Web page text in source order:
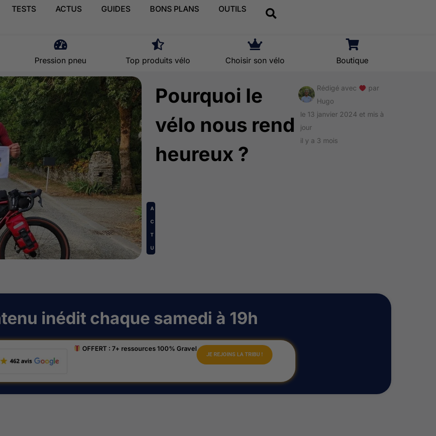
TESTS ACTUS GUIDES BONS PLANS OUTILS
Pression pneu Top produits vélo Choisir son vélo Boutique
A
C
T
U
Pourquoi le
vélo nous rend
heureux ?
Rédigé avec
par
Hugo
le 13 janvier 2024 et mis à
jour
il y a 3 mois
inédit chaque samedi à 19h
OFFERT : 7+ ressources 100% Gravel
JE REJOINS LA TRIBU !